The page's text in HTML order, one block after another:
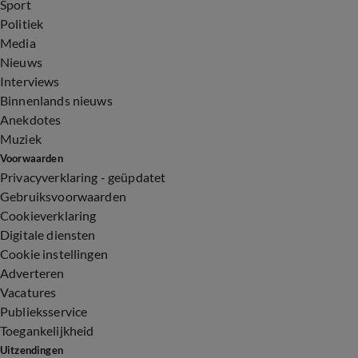
Sport
Politiek
Media
Nieuws
Interviews
Binnenlands nieuws
Anekdotes
Muziek
Voorwaarden
Privacyverklaring - geüpdatet
Gebruiksvoorwaarden
Cookieverklaring
Digitale diensten
Cookie instellingen
Adverteren
Vacatures
Publieksservice
Toegankelijkheid
Uitzendingen